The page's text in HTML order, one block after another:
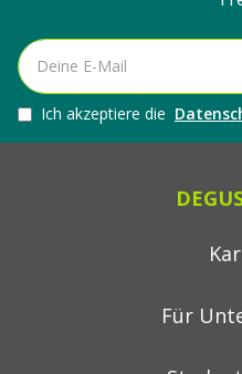
Ich akzeptiere die
Für